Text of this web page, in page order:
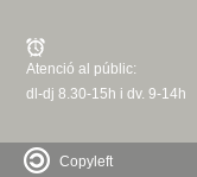
Atenció al públic:
dl-dj 8.30-15h i dv. 9-14h
Copyleft